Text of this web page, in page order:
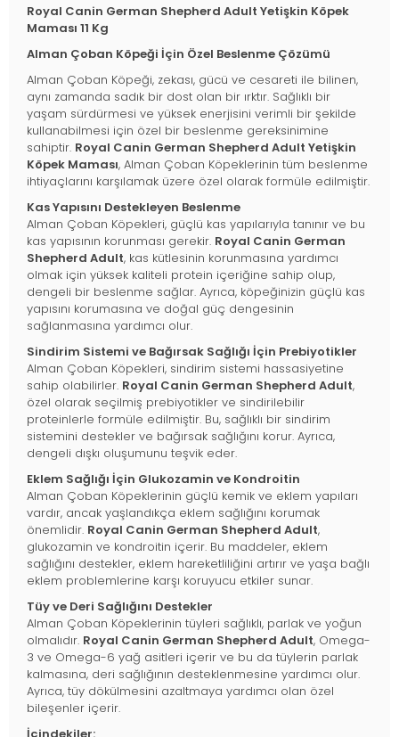
Royal Canin German Shepherd Adult Yetişkin Köpek
Maması 11 Kg
Alman Çoban Köpeği İçin Özel Beslenme Çözümü
Alman Çoban Köpeği, zekası, gücü ve cesareti ile bilinen,
aynı zamanda sadık bir dost olan bir ırktır. Sağlıklı bir
yaşam sürdürmesi ve yüksek enerjisini verimli bir şekilde
kullanabilmesi için özel bir beslenme gereksinimine
sahiptir. Royal Canin German Shepherd Adult Yetişkin
Köpek Maması, Alman Çoban Köpeklerinin tüm beslenme
ihtiyaçlarını karşılamak üzere özel olarak formüle edilmiştir.
Kas Yapısını Destekleyen Beslenme
Alman Çoban Köpekleri, güçlü kas yapılarıyla tanınır ve bu
kas yapısının korunması gerekir. Royal Canin German
Shepherd Adult, kas kütlesinin korunmasına yardımcı
olmak için yüksek kaliteli protein içeriğine sahip olup,
dengeli bir beslenme sağlar. Ayrıca, köpeğinizin güçlü kas
yapısını korumasına ve doğal güç dengesinin
sağlanmasına yardımcı olur.
Sindirim Sistemi ve Bağırsak Sağlığı İçin Prebiyotikler
Alman Çoban Köpekleri, sindirim sistemi hassasiyetine
sahip olabilirler. Royal Canin German Shepherd Adult,
özel olarak seçilmiş prebiyotikler ve sindirilebilir
proteinlerle formüle edilmiştir. Bu, sağlıklı bir sindirim
sistemini destekler ve bağırsak sağlığını korur. Ayrıca,
dengeli dışkı oluşumunu teşvik eder.
Eklem Sağlığı İçin Glukozamin ve Kondroitin
Alman Çoban Köpeklerinin güçlü kemik ve eklem yapıları
vardır, ancak yaşlandıkça eklem sağlığını korumak
önemlidir. Royal Canin German Shepherd Adult,
glukozamin ve kondroitin içerir. Bu maddeler, eklem
sağlığını destekler, eklem hareketliliğini artırır ve yaşa bağlı
eklem problemlerine karşı koruyucu etkiler sunar.
Tüy ve Deri Sağlığını Destekler
Alman Çoban Köpeklerinin tüyleri sağlıklı, parlak ve yoğun
olmalıdır. Royal Canin German Shepherd Adult, Omega-
3 ve Omega-6 yağ asitleri içerir ve bu da tüylerin parlak
kalmasına, deri sağlığının desteklenmesine yardımcı olur.
Ayrıca, tüy dökülmesini azaltmaya yardımcı olan özel
bileşenler içerir.